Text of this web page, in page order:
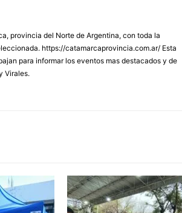
provincia del Norte de Argentina, con toda la
https://catamarcaprovincia.com.ar/ Esta
para informar los eventos mas destacados y de
Virales.